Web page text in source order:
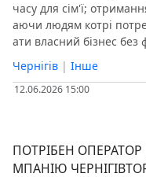
часу для сім'ї;
аючи людям котрі
ати власний бізнес без
Чернігів | Інше
12.06.2026 15:00
ПОТРІБЕН
МПАНІЮ